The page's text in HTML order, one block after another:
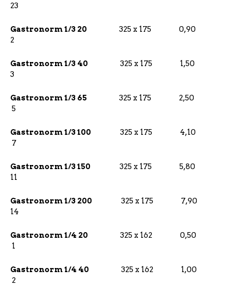
23
Gastronorm 1/3 20 325 x 175 0,90
2
Gastronorm 1/3 40 325 x 175 1,50
3
Gastronorm 1/3 65 325 x 175 2,50
5
Gastronorm 1/3 100 325 x 175 4,10
7
Gastronorm 1/3 150 325 x 175 5,80
11
Gastronorm 1/3 200 325 x 175 7,90
14
Gastronorm 1/4 20 325 x 162 0,50
1
Gastronorm 1/4 40 325 x 162 1,00
2